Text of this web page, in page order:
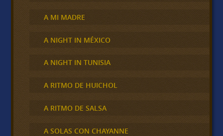
A MI MADRE
A NIGHT IN MÉXICO
A NIGHT IN TUNISIA
A RITMO DE HUICHOL
A RITMO DE SALSA
A SOLAS CON CHAYANNE